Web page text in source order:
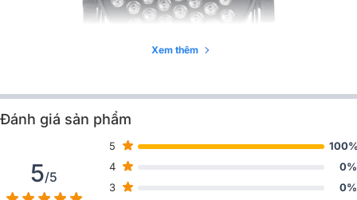
Tuổi thọ của nguồn sáng từ 60.000 đến 100.000 giờ giúp đảm bảo
độ bền và tiết kiệm chi phí bảo trì.
Xem thêm
Đánh giá sản phẩm
5/5
5
4
0%
3
0%